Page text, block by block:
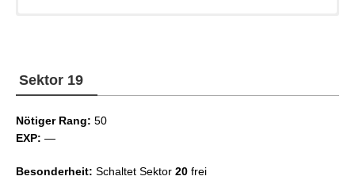
Kampf III
Kampf V
Sektor 19
Nötiger Rang: 50
EXP: —
Besonderheit: Schaltet Sektor 20 frei